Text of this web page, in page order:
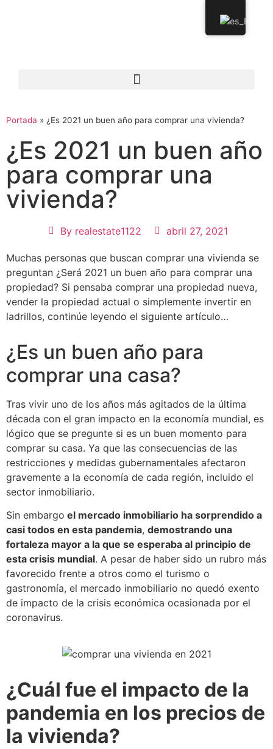
Portada » ¿Es 2021 un buen año para comprar una vivienda?
¿Es 2021 un buen año
para comprar una
vivienda?
By realestate1122 abril 27, 2021
Muchas personas que buscan comprar una vivienda se
preguntan ¿Será 2021 un buen año para comprar una
propiedad? Si pensaba comprar una propiedad nueva,
vender la propiedad actual o simplemente invertir en
ladrillos, continúe leyendo el siguiente artículo…
¿Es un buen año para
comprar una casa?
Tras vivir uno de los años más agitados de la última
década con el gran impacto en la economía mundial, es
lógico que se pregunte si es un buen momento para
comprar su casa. Ya que las consecuencias de las
restricciones y medidas gubernamentales afectaron
gravemente a la economía de cada región, incluido el
sector inmobiliario.
Sin embargo el mercado inmobiliario ha sorprendido a
casi todos en esta pandemia, demostrando una
fortaleza mayor a la que se esperaba al principio de
esta crisis mundial. A pesar de haber sido un rubro más
favorecido frente a otros como el turismo o
gastronomía, el mercado inmobiliario no quedó exento
de impacto de la crisis económica ocasionada por el
coronavirus.
¿Cuál fue el impacto de la
pandemia en los precios de
la vivienda?